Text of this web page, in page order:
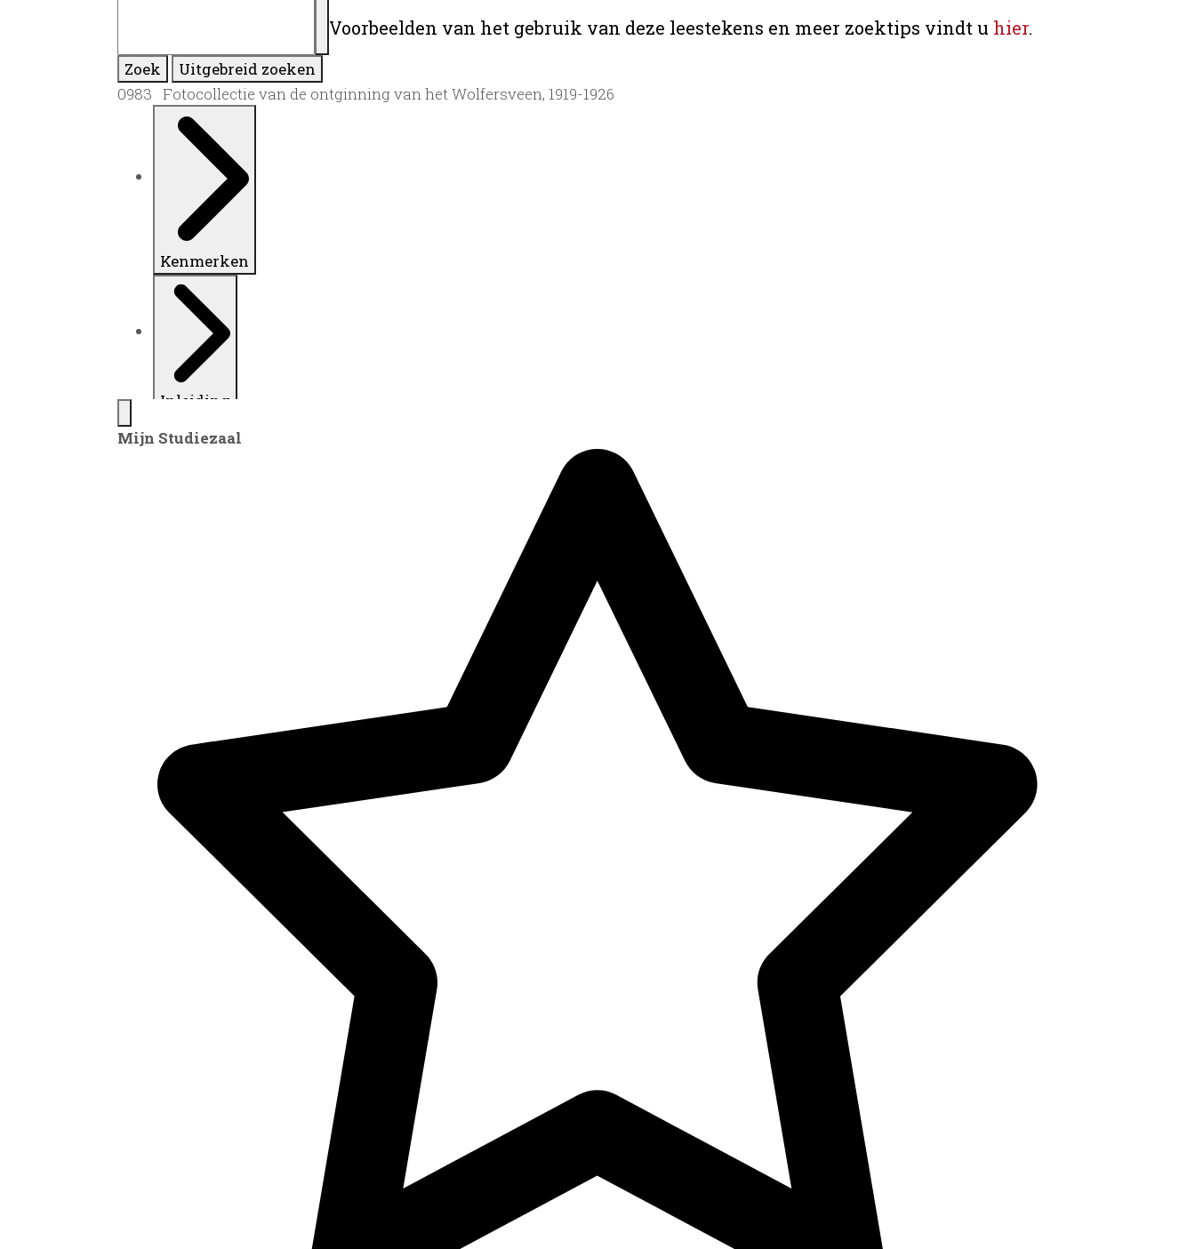
Voorbeelden van het gebruik van deze leestekens en meer zoektips vindt u hier.
Zoek
Uitgebreid zoeken
0983 Fotocollectie van de ontginning van het Wolfersveen, 1919-1926
Kenmerken
Inleiding
Mijn Studiezaal